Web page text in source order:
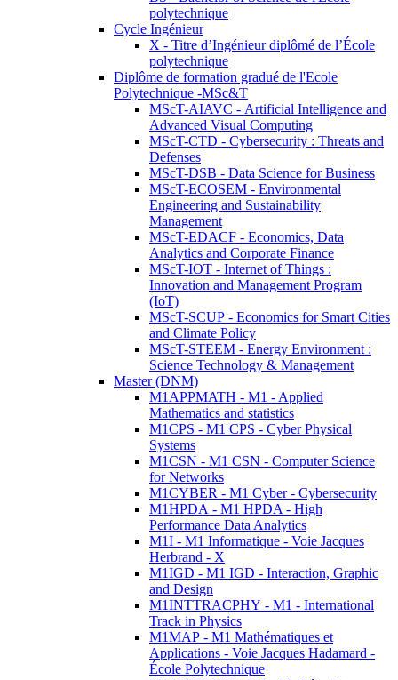
polytechnique
Cycle Ingénieur
X - Titre d’Ingénieur diplômé de l’École
polytechnique
Diplôme de formation gradué de l'Ecole
Polytechnique -MSc&T
MScT-AIAVC - Artificial Intelligence and
Advanced Visual Computing
MScT-CTD - Cybersecurity : Threats and
Defenses
MScT-DSB - Data Science for Business
MScT-ECOSEM - Environmental
Engineering and Sustainability
Management
MScT-EDACF - Economics, Data
Analytics and Corporate Finance
MScT-IOT - Internet of Things :
Innovation and Management Program
(IoT)
MScT-SCUP - Economics for Smart Cities
and Climate Policy
MScT-STEEM - Energy Environment :
Science Technology & Management
Master (DNM)
M1APPMATH - M1 - Applied
Mathematics and statistics
M1CPS - M1 CPS - Cyber Physical
Systems
M1CSN - M1 CSN - Computer Science
for Networks
M1CYBER - M1 Cyber - Cybersecurity
M1HPDA - M1 HPDA - High
Performance Data Analytics
M1I - M1 Informatique - Voie Jacques
Herbrand - X
M1IGD - M1 IGD - Interaction, Graphic
and Design
M1INTTRACPHY - M1 - International
Track in Physics
M1MAP - M1 Mathématiques et
Applications - Voie Jacques Hadamard -
École Polytechnique